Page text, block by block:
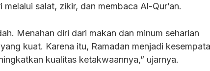
salat, zikir, dan membaca Al-Qur’an.
Menahan diri dari makan dan minum seharian
kuat. Karena itu, Ramadan menjadi
kualitas ketakwaannya,” ujarnya.